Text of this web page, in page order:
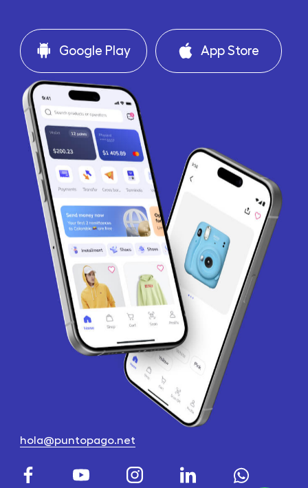
Google Play App Store
hola@puntopago.net